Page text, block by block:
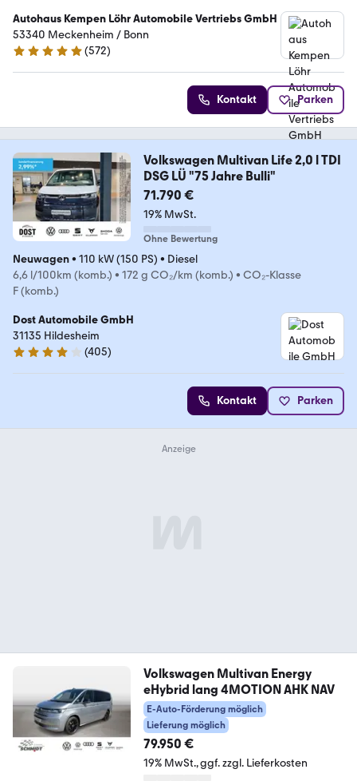
Autohaus Kempen Löhr Automobile Vertriebs GmbH
53340 Meckenheim / Bonn
4.8 Sterne
(572)
Kontakt Parken
Volkswagen Multivan Life 2,0 l TDI
DSG LÜ "75 Jahre Bulli"
71.790 €
19% MwSt.
Ohne Bewertung
Neuwagen• 110 kW (150 PS) • Diesel
6,6 l/100km (komb.) • 172 g CO₂/km (komb.) • CO₂-Klasse
F (komb.)
Dost Automobile GmbH
31135 Hildesheim
3.8 Sterne
(405)
Kontakt Parken
Volkswagen Multivan Energy
eHybrid lang 4MOTION AHK NAV
E-Auto-Förderung möglich
Lieferung möglich
79.950 €
19% MwSt. ggf. zzgl. Lieferkosten